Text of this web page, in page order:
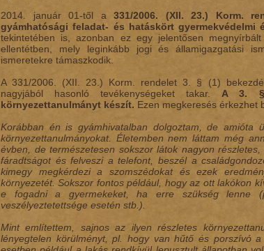
2014. január 01-től a 331/2006. (XII. 23.) Korm.
gyámhatósági feladat- és hatáskört
tekintetében is, azonban ez egy jelentősen
ellentétben, mely leginkább jogi és államigazgatási
ismeretekre támaszkodik.
A 331/2006. (XII. 23.) Korm. rendelet 3. § (1)
nagyjából hasonló tevékenységeket takar. A 3. §
környezettanulmányt készít. Ezen megkeresés érkezhet
Korábban én is gyámhivatalban dolgoztam, de amióta
környezettanulmányokat. Életemben nem láttam még
évben, de természetesen sokszor látok nagyon
fáradtságot és felveszi a telefont, beszél a
kimegy megkérdezi a szomszédokat és ezek
környezetét. Sokszor fontos például, hogy az ott lakókon
e fogadni a gyermekeket, ha erre szükség lenne
veszélyeztetettsége esetén stb.).
Mint említettem, sajnos az ilyen részletes
lényegtelen körülményt, pl. hogy van hűtő és porszívó